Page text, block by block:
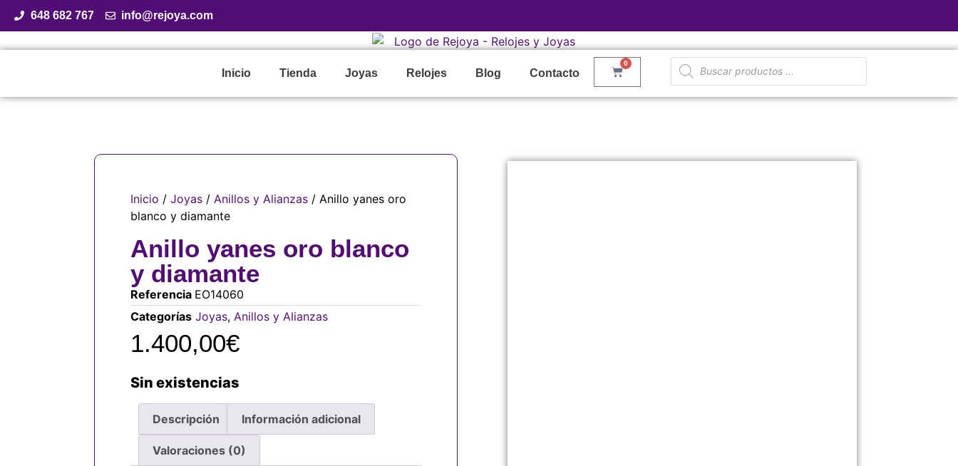
648 682 767 info@rejoya.com
Inicio Tienda Joyas Relojes Blog Contacto
0
Inicio / Joyas / Anillos y Alianzas / Anillo yanes oro
blanco y diamante
Anillo yanes oro blanco
y diamante
Referencia EO14060
Categorías Joyas, Anillos y Alianzas
1.400,00€
Sin existencias
Descripción Información adicional
Valoraciones (0)